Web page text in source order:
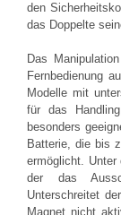
den
das Doppelte
Das
Fernbedienung
Modelle mit
für das
besonders
Batterie, die bis
ermöglicht. Unter
der das
Unterschreitet
Magnet nicht